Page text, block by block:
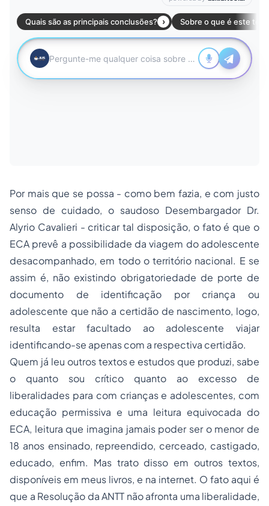
Por mais que se possa - como bem fazia, e com justo
senso de cuidado, o saudoso Desembargador Dr.
Alyrio Cavalieri - criticar tal disposição, o fato é que o
ECA prevê a possibilidade da viagem do adolescente
desacompanhado, em todo o território nacional. E se
assim é, não existindo obrigatoriedade de porte de
documento de identificação por criança ou
adolescente que não a certidão de nascimento, logo,
resulta estar facultado ao adolescente viajar
identificando-se apenas com a respectiva certidão.
Quem já leu outros textos e estudos que produzi, sabe
o quanto sou crítico quanto ao excesso de
liberalidades para com crianças e adolescentes, com
educação permissiva e uma leitura equivocada do
ECA, leitura que imagina jamais poder ser o menor de
18 anos ensinado, repreendido, cerceado, castigado,
educado, enfim. Mas trato disso em outros textos,
disponíveis em meus livros, e na internet. O fato aqui é
que a Resolução da ANTT não afronta uma liberalidade,